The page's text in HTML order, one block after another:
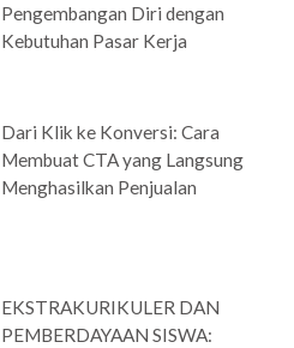
Pengembangan Diri dengan
Kebutuhan Pasar Kerja
Dari Klik ke Konversi: Cara
Membuat CTA yang Langsung
Menghasilkan Penjualan
EKSTRAKURIKULER DAN
PEMBERDAYAAN SISWA: